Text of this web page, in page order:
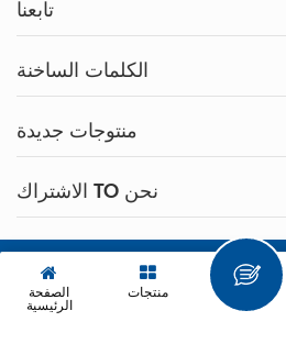
تابعنا
الكلمات الساخنة
منتوجات جديدة
الاشتراك TO نحن
حقوق النشر © 2026 Xiamen Acey New Energy Technology Co.,Ltd.
الصفحة
الرئيسية
منتجات